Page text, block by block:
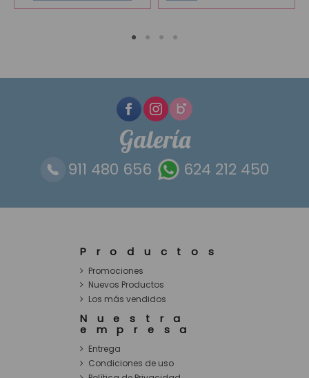
Galería
911 480 656 624 212 450
Productos
Promociones
Nuevos Productos
Los más vendidos
Nuestra
empresa
Entrega
Condiciones de uso